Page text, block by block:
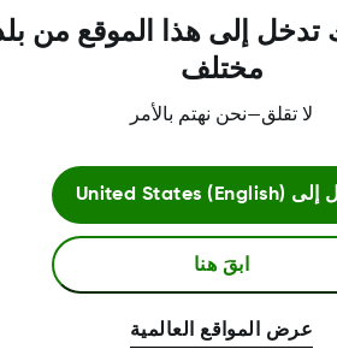
على هاتفك.
إلى هذا الموقع من بلد
مختلف
تقلق—نحن نهتم بالأمر
United States (English)
ابقَ هنا
المواقع العالمية